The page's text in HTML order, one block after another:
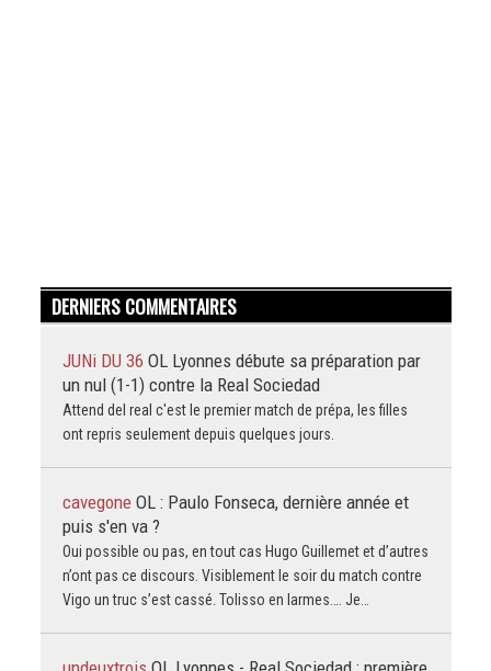
DERNIERS COMMENTAIRES
JUNi DU 36 OL Lyonnes débute sa préparation par
un nul (1-1) contre la Real Sociedad
Attend del real c'est le premier match de prépa, les filles
ont repris seulement depuis quelques jours.
cavegone OL : Paulo Fonseca, dernière année et
puis s'en va ?
Oui possible ou pas, en tout cas Hugo Guillemet et d’autres
n’ont pas ce discours. Visiblement le soir du match contre
Vigo un truc s’est cassé. Tolisso en larmes…. Je…